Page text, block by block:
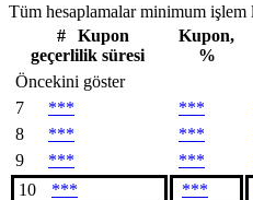
Tüm hesaplamalar minimum işlem
#
Kupon
geçerlilik süresi
Kupon,
%
Öncekini göster
7
*** ***
8
*** ***
9
*** ***
10
*** ***